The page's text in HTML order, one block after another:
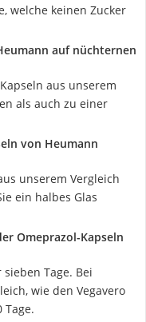
welche keinen Zucker
auf nüchternen
aus unserem
als auch zu einer
von Heumann
unserem Vergleich
ein halbes Glas
Omeprazol-Kapseln
Tage. Bei
wie den Vegavero
Tage.